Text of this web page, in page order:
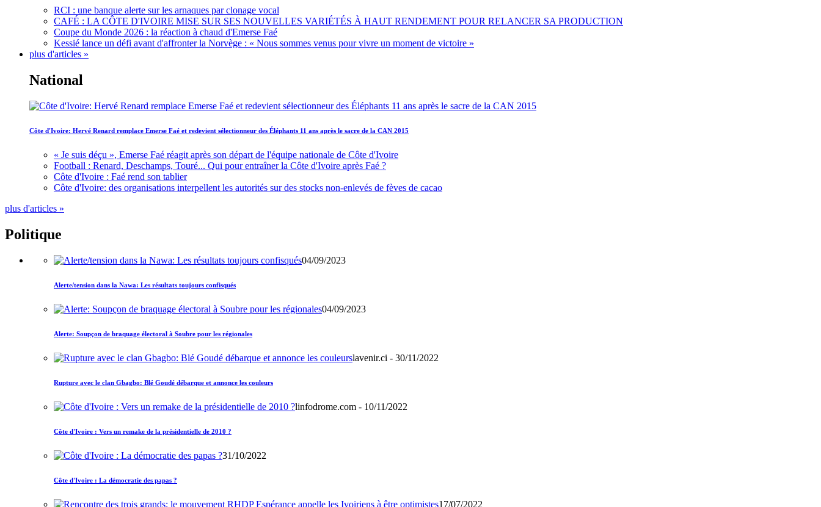
RCI : une banque alerte sur les arnaques par clonage vocal
CAFÉ : LA CÔTE D'IVOIRE MISE SUR SES NOUVELLES VARIÉTÉS À HAUT RENDEMENT POUR RELANCER SA PRODUCTION
Coupe du Monde 2026 : la réaction à chaud d'Emerse Faé
Kessié lance un défi avant d'affronter la Norvège : « Nous sommes venus pour vivre un moment de victoire »
plus d'articles »
National
Côte d'Ivoire: Hervé Renard remplace Emerse Faé et redevient sélectionneur des Éléphants 11 ans après le sacre de la CAN 2015
« Je suis déçu », Emerse Faé réagit après son départ de l'équipe nationale de Côte d'Ivoire
Football : Renard, Deschamps, Touré... Qui pour entraîner la Côte d'Ivoire après Faé ?
Côte d'Ivoire : Faé rend son tablier
Côte d'Ivoire: des organisations interpellent les autorités sur des stocks non-enlevés de fèves de cacao
plus d'articles »
Politique
04/09/2023
Alerte/tension dans la Nawa: Les résultats toujours confisqués
04/09/2023
Alerte: Soupçon de braquage électoral à Soubre pour les régionales
lavenir.ci - 30/11/2022
Rupture avec le clan Gbagbo: Blé Goudé débarque et annonce les couleurs
linfodrome.com - 10/11/2022
Côte d'Ivoire : Vers un remake de la présidentielle de 2010 ?
31/10/2022
Côte d'Ivoire : La démocratie des papas ?
17/07/2022